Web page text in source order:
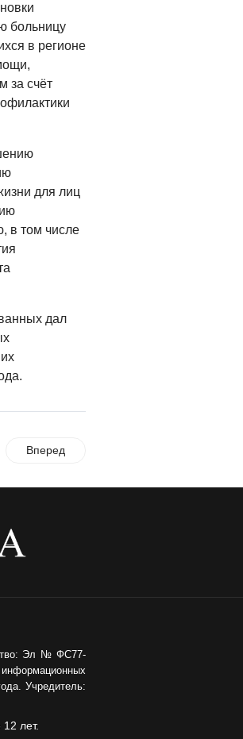
больницу
в регионе
за счёт
для лиц
в том числе
дал
Вперед
Эл № ФС77-
Учредитель:
лет.